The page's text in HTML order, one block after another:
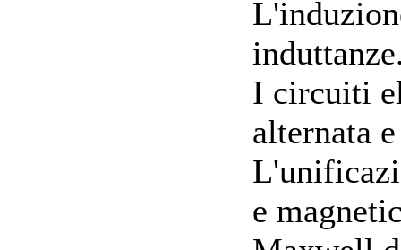
I circuiti
alternata
e